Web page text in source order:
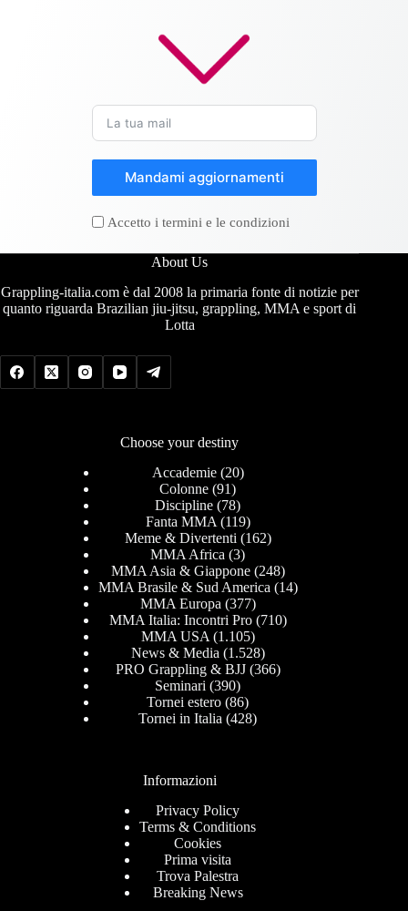
Mandami aggiornamenti
Accetto i termini e le condizioni
About Us
Grappling-italia.com è dal 2008 la primaria fonte di notizie per
quanto riguarda Brazilian jiu-jitsu, grappling, MMA e sport di
Lotta
Choose your destiny
Accademie(20)
Colonne (91)
Discipline (78)
Fanta MMA (119)
Meme & Divertenti (162)
MMA Africa (3)
MMA Asia & Giappone(248)
MMA Brasile & Sud America (14)
MMA Europa (377)
MMA Italia: Incontri Pro(710)
MMA USA (1.105)
News & Media (1.528)
PRO Grappling & BJJ(366)
Seminari (390)
Tornei estero (86)
Tornei in Italia (428)
Informazioni
Privacy Policy
Terms & Conditions
Cookies
Prima visita
Trova Palestra
Breaking News